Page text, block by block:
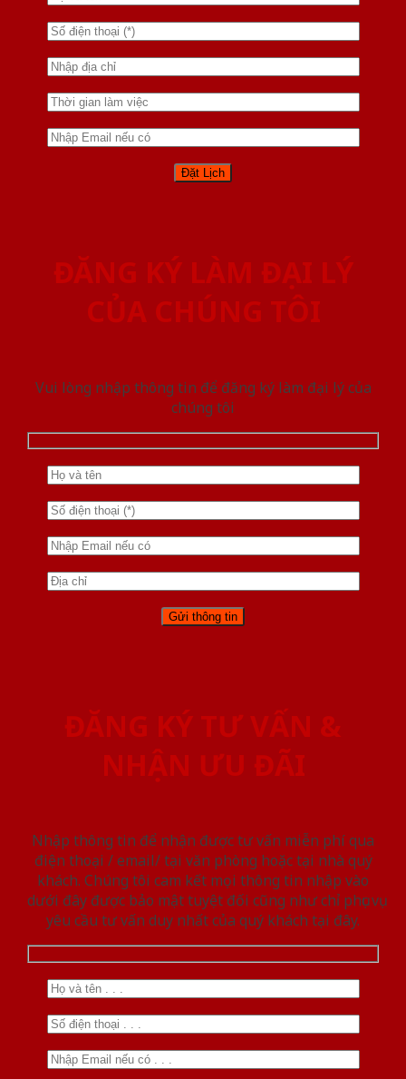
ĐĂNG KÝ LÀM ĐẠI LÝ
CỦA CHÚNG TÔI
Vui lòng nhập thông tin để đăng ký làm đại lý của
chúng tôi
ĐĂNG KÝ TƯ VẤN &
NHẬN ƯU ĐÃI
Nhập thông tin để nhận được tư vấn miễn phí qua
điện thoại / email/ tại văn phòng hoặc tại nhà quý
khách. Chúng tôi cam kết mọi thông tin nhập vào
dưới đây được bảo mật tuyệt đối cũng như chỉ phục vụ
yêu cầu tư vấn duy nhất của quý khách tại đây.